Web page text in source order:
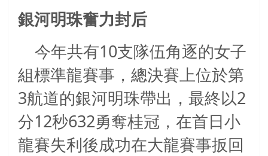
銀河明珠奮力封后
今年共有10支隊伍角逐的女子
組標準龍賽事，總決賽上位於第
3航道的銀河明珠帶出，最終以2
分12秒632勇奪桂冠，在首日小
龍賽失利後成功在大龍賽事扳回